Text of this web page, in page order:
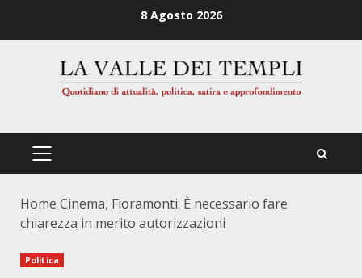
8 Agosto 2026
PRIMÄRES
Home Cinema, Fioramonti: È necessario fare
chiarezza in merito autorizzazioni
Politica